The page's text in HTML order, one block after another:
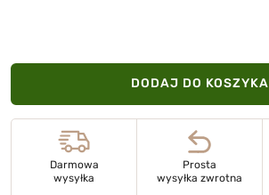
DODAJ DO KOSZYKA
Darmowa
wysyłka
Prosta
wysyłka zwrotna